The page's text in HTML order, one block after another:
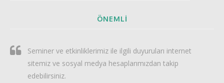
ÖNEMLI
Seminer ve etkinliklerimiz ile ilgili duyuruları internet
sitemiz ve sosyal medya hesaplarımızdan takip
edebilirsiniz.